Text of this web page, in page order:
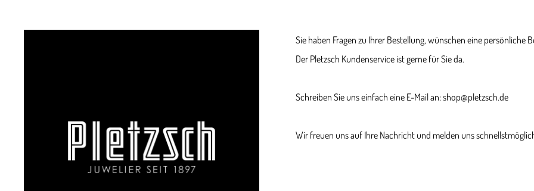
Sie haben Fragen zu Ihrer Bestellung, wünschen eine persönliche
Der Pletzsch Kundenservice ist gerne für Sie da.
Schreiben Sie uns einfach eine E-Mail an: shop@pletzsch.de
Wir freuen uns auf Ihre Nachricht und melden uns